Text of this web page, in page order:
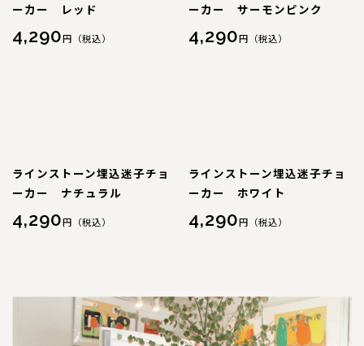
ーカー レッド
4,290円（税込）
ーカー サーモンピンク
4,290円（税込）
ラインストーン埋込迷子チョ
ーカー ナチュラル
4,290円（税込）
ラインストーン埋込迷子チョ
ーカー ホワイト
4,290円（税込）